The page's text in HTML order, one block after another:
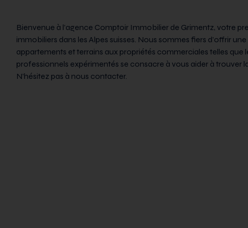
Bienvenue à l’agence Comptoir Immobilier de Grimentz, votre
immobiliers dans les Alpes suisses. Nous sommes fiers d’offrir
appartements et terrains aux propriétés commerciales telles que
professionnels expérimentés se consacre à vous aider à trouver
N’hésitez pas à nous contacter.